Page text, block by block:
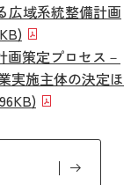
広域系統整備計画
策定プロセス－
実施主体の決定ほ